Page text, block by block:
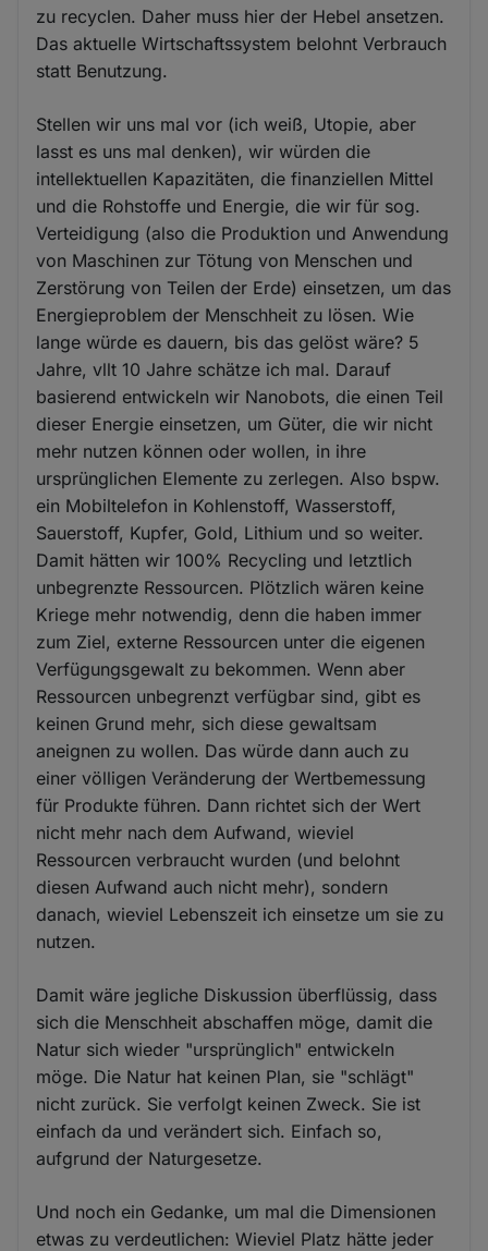
zu recyclen. Daher muss hier der Hebel ansetzen.
Das aktuelle Wirtschaftssystem belohnt Verbrauch
statt Benutzung.
Stellen wir uns mal vor (ich weiß, Utopie, aber
lasst es uns mal denken), wir würden die
intellektuellen Kapazitäten, die finanziellen Mittel
und die Rohstoffe und Energie, die wir für sog.
Verteidigung (also die Produktion und Anwendung
von Maschinen zur Tötung von Menschen und
Zerstörung von Teilen der Erde) einsetzen, um das
Energieproblem der Menschheit zu lösen. Wie
lange würde es dauern, bis das gelöst wäre? 5
Jahre, vllt 10 Jahre schätze ich mal. Darauf
basierend entwickeln wir Nanobots, die einen Teil
dieser Energie einsetzen, um Güter, die wir nicht
mehr nutzen können oder wollen, in ihre
ursprünglichen Elemente zu zerlegen. Also bspw.
ein Mobiltelefon in Kohlenstoff, Wasserstoff,
Sauerstoff, Kupfer, Gold, Lithium und so weiter.
Damit hätten wir 100% Recycling und letztlich
unbegrenzte Ressourcen. Plötzlich wären keine
Kriege mehr notwendig, denn die haben immer
zum Ziel, externe Ressourcen unter die eigenen
Verfügungsgewalt zu bekommen. Wenn aber
Ressourcen unbegrenzt verfügbar sind, gibt es
keinen Grund mehr, sich diese gewaltsam
aneignen zu wollen. Das würde dann auch zu
einer völligen Veränderung der Wertbemessung
für Produkte führen. Dann richtet sich der Wert
nicht mehr nach dem Aufwand, wieviel
Ressourcen verbraucht wurden (und belohnt
diesen Aufwand auch nicht mehr), sondern
danach, wieviel Lebenszeit ich einsetze um sie zu
nutzen.
Damit wäre jegliche Diskussion überflüssig, dass
sich die Menschheit abschaffen möge, damit die
Natur sich wieder "ursprünglich" entwickeln
möge. Die Natur hat keinen Plan, sie "schlägt"
nicht zurück. Sie verfolgt keinen Zweck. Sie ist
einfach da und verändert sich. Einfach so,
aufgrund der Naturgesetze.
Und noch ein Gedanke, um mal die Dimensionen
etwas zu verdeutlichen: Wieviel Platz hätte jeder